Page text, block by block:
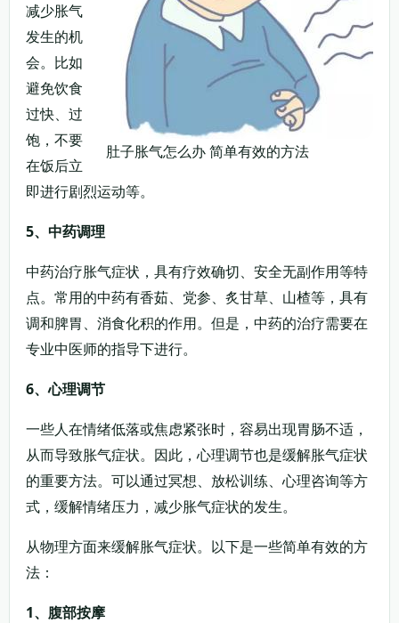
肚子胀气怎么办 简单有效的方法
减少胀气
发生的机
会。比如
避免饮食
过快、过
饱，不要
在饭后立
即进行剧烈运动等。
5、中药调理
中药治疗胀气症状，具有疗效确切、安全无副作用等特
点。常用的中药有香茹、党参、炙甘草、山楂等，具有
调和脾胃、消食化积的作用。但是，中药的治疗需要在
专业中医师的指导下进行。
6、心理调节
一些人在情绪低落或焦虑紧张时，容易出现胃肠不适，
从而导致胀气症状。因此，心理调节也是缓解胀气症状
的重要方法。可以通过冥想、放松训练、心理咨询等方
式，缓解情绪压力，减少胀气症状的发生。
从物理方面来缓解胀气症状。以下是一些简单有效的方
法：
1、腹部按摩